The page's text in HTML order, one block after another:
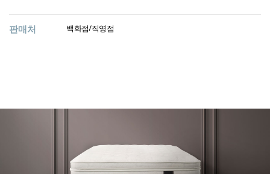
판매처 백화점/직영점